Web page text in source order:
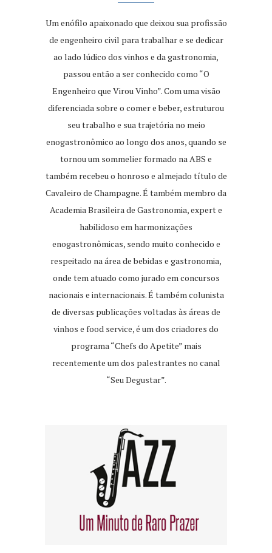
Um enófilo apaixonado que deixou sua profissão
de engenheiro civil para trabalhar e se dedicar
ao lado lúdico dos vinhos e da gastronomia,
passou então a ser conhecido como “O
Engenheiro que Virou Vinho”. Com uma visão
diferenciada sobre o comer e beber, estruturou
seu trabalho e sua trajetória no meio
enogastronômico ao longo dos anos, quando se
tornou um sommelier formado na ABS e
também recebeu o honroso e almejado título de
Cavaleiro de Champagne. É também membro da
Academia Brasileira de Gastronomia, expert e
habilidoso em harmonizações
enogastronômicas, sendo muito conhecido e
respeitado na área de bebidas e gastronomia,
onde tem atuado como jurado em concursos
nacionais e internacionais. É também colunista
de diversas publicações voltadas às áreas de
vinhos e food service, é um dos criadores do
programa “Chefs do Apetite” mais
recentemente um dos palestrantes no canal
“Seu Degustar”.